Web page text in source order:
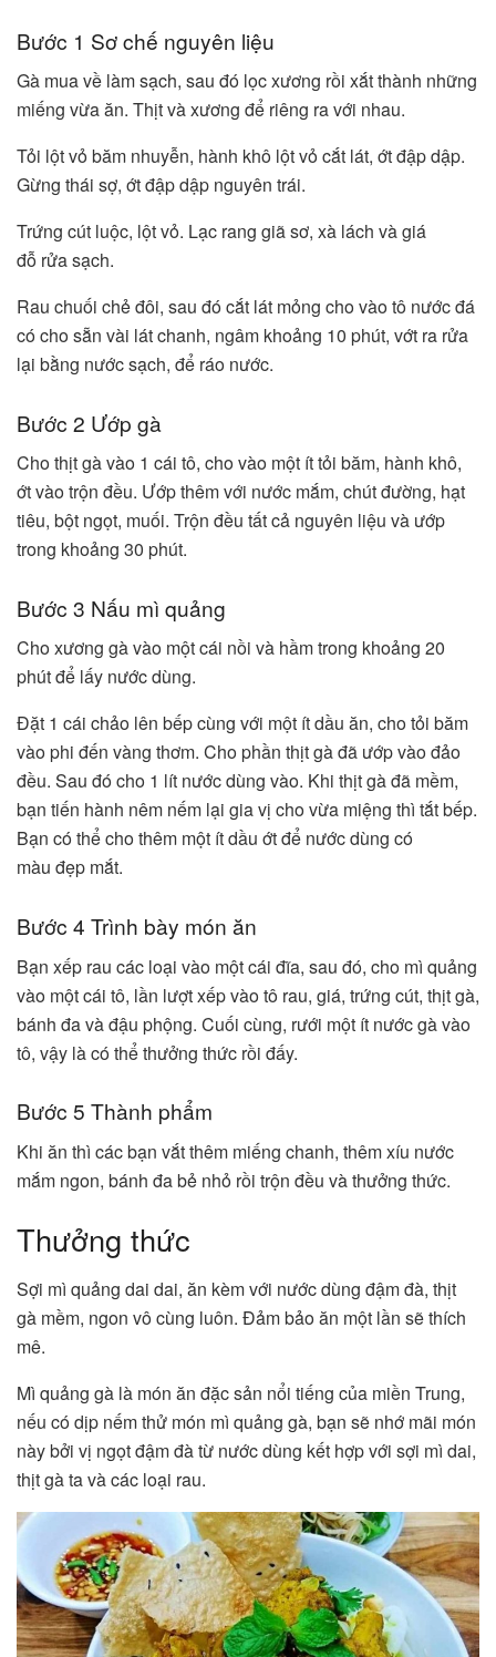
Bước 1 Sơ chế nguyên liệu
Gà mua về làm sạch, sau đó lọc xương rồi xắt thành những
miếng vừa ăn. Thịt và xương để riêng ra với nhau.
Tỏi lột vỏ băm nhuyễn, hành khô lột vỏ cắt lát, ớt đập dập.
Gừng thái sợ, ớt đập dập nguyên trái.
Trứng cút luộc, lột vỏ. Lạc rang giã sơ, xà lách và giá
đỗ rửa sạch.
Rau chuối chẻ đôi, sau đó cắt lát mỏng cho vào tô nước đá
có cho sẵn vài lát chanh, ngâm khoảng 10 phút, vớt ra rửa
lại bằng nước sạch, để ráo nước.
Bước 2 Ướp gà
Cho thịt gà vào 1 cái tô, cho vào một ít tỏi băm, hành khô,
ớt vào trộn đều. Ướp thêm với nước mắm, chút đường, hạt
tiêu, bột ngọt, muối. Trộn đều tất cả nguyên liệu và ướp
trong khoảng 30 phút.
Bước 3 Nấu mì quảng
Cho xương gà vào một cái nồi và hầm trong khoảng 20
phút để lấy nước dùng.
Đặt 1 cái chảo lên bếp cùng với một ít dầu ăn, cho tỏi băm
vào phi đến vàng thơm. Cho phần thịt gà đã ướp vào đảo
đều. Sau đó cho 1 lít nước dùng vào. Khi thịt gà đã mềm,
bạn tiến hành nêm nếm lại gia vị cho vừa miệng thì tắt bếp.
Bạn có thể cho thêm một ít dầu ớt để nước dùng có
màu đẹp mắt.
Bước 4 Trình bày món ăn
Bạn xếp rau các loại vào một cái đĩa, sau đó, cho mì quảng
vào một cái tô, lần lượt xếp vào tô rau, giá, trứng cút, thịt gà,
bánh đa và đậu phộng. Cuối cùng, rưới một ít nước gà vào
tô, vậy là có thể thưởng thức rồi đấy.
Bước 5 Thành phẩm
Khi ăn thì các bạn vắt thêm miếng chanh, thêm xíu nước
mắm ngon, bánh đa bẻ nhỏ rồi trộn đều và thưởng thức.
Thưởng thức
Sợi mì quảng dai dai, ăn kèm với nước dùng đậm đà, thịt
gà mềm, ngon vô cùng luôn. Đảm bảo ăn một lần sẽ thích
mê.
Mì quảng gà là món ăn đặc sản nổi tiếng của miền Trung,
nếu có dịp nếm thử món mì quảng gà, bạn sẽ nhớ mãi món
này bởi vị ngọt đậm đà từ nước dùng kết hợp với sợi mì dai,
thịt gà ta và các loại rau.